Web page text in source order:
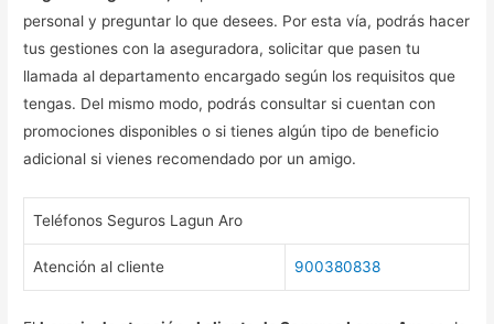
personal y preguntar lo que desees. Por esta vía, podrás hacer
tus gestiones con la aseguradora, solicitar que pasen tu
llamada al departamento encargado según los requisitos que
tengas. Del mismo modo, podrás consultar si cuentan con
promociones disponibles o si tienes algún tipo de beneficio
adicional si vienes recomendado por un amigo.
Teléfonos Seguros Lagun Aro
Atención al cliente 900380838